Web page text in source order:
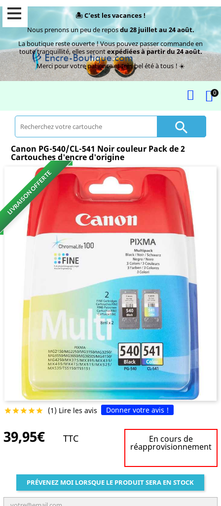
🏝️ C’est les vacances !
Nous prenons un peu de reposdu 28 juillet au 24 août.
La boutique reste ouverte ! Vous pouvez passer commande en
toute tranquillité, elles serontexpédiées à partir du 24 août.
Merci pour votre patience et très bel été à tous ! ☀️
0

Canon PG-540/CL-541 Noir couleur Pack de 2
Cartouches d'encre d'origine
LIVRAISON OFFERTE
 (1) Lire les avis Donner votre avis !
39,95€ TTC En cours de
réapprovisionnement
PRÉVENEZ MOI LORSQUE LE PRODUIT SERA EN STOCK